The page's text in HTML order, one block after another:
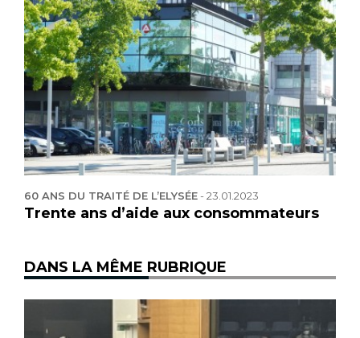
60 ANS DU TRAITÉ DE L’ELYSÉE-23.01.2023
Trente ans d’aide aux consommateurs
DANS LA MÊME RUBRIQUE